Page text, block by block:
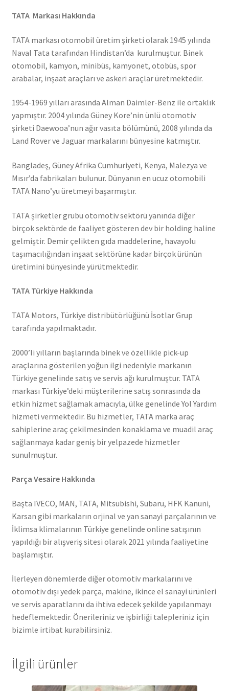
TATA Markası Hakkında
TATA markası otomobil üretim şirketi olarak 1945 yılında
Naval Tata tarafından Hindistan’da kurulmuştur. Binek
otomobil, kamyon, minibüs, kamyonet, otobüs, spor
arabalar, inşaat araçları ve askeri araçlar üretmektedir.
1954-1969 yılları arasında Alman Daimler-Benz ile ortaklık
yapmıştır. 2004 yılında Güney Kore’nin ünlü otomotiv
şirketi Daewooa’nun ağır vasıta bölümünü, 2008 yılında da
Land Rover ve Jaguar markalarını bünyesine katmıştır.
Bangladeş, Güney Afrika Cumhuriyeti, Kenya, Malezya ve
Mısır’da fabrikaları bulunur. Dünyanın en ucuz otomobili
TATA Nano’yu üretmeyi başarmıştır.
TATA şirketler grubu otomotiv sektörü yanında diğer
birçok sektörde de faaliyet gösteren dev bir holding haline
gelmiştir. Demir çelikten gıda maddelerine, havayolu
taşımacılığından inşaat sektörüne kadar birçok ürünün
üretimini bünyesinde yürütmektedir.
TATA Türkiye Hakkında
TATA Motors, Türkiye distribütörlüğünü İsotlar Grup
tarafında yapılmaktadır.
2000’li yılların başlarında binek ve özellikle pick-up
araçlarına gösterilen yoğun ilgi nedeniyle markanın
Türkiye genelinde satış ve servis ağı kurulmuştur. TATA
markası Türkiye’deki müşterilerine satış sonrasında da
etkin hizmet sağlamak amacıyla, ülke genelinde Yol Yardım
hizmeti vermektedir. Bu hizmetler, TATA marka araç
sahiplerine araç çekilmesinden konaklama ve muadil araç
sağlanmaya kadar geniş bir yelpazede hizmetler
sunulmuştur.
Parça Vesaire Hakkında
Başta IVECO, MAN, TATA, Mitsubishi, Subaru, HFK Kanuni,
Karsan gibi markaların orjinal ve yan sanayi parçalarının ve
İklimsa klimalarının Türkiye genelinde online satışının
yapıldığı bir alışveriş sitesi olarak 2021 yılında faaliyetine
başlamıştır.
İlerleyen dönemlerde diğer otomotiv markalarını ve
otomotiv dışı yedek parça, makine, ikince el sanayi ürünleri
ve servis aparatlarını da ihtiva edecek şekilde yapılanmayı
hedeflemektedir. Önerileriniz ve işbirliği talepleriniz için
bizimle irtibat kurabilirsiniz.
İlgili ürünler